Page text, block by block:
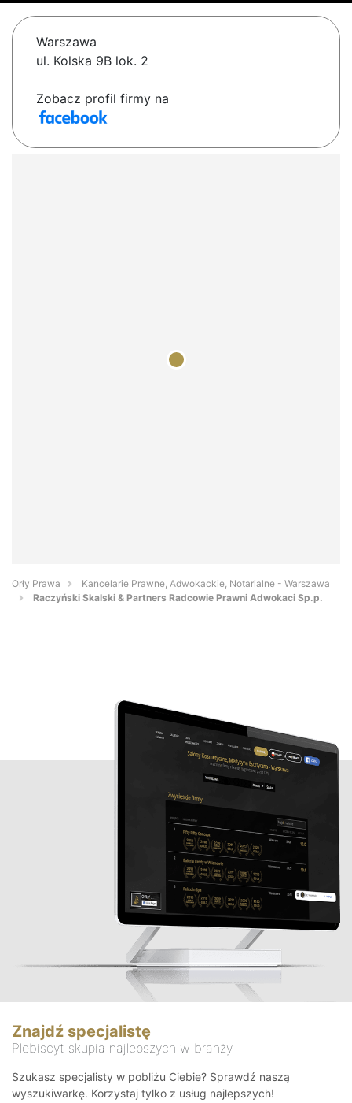
Warszawa
ul. Kolska 9B lok. 2
Zobacz profil firmy na
Orły Prawa
Kancelarie Prawne, Adwokackie, Notarialne - Warszawa
Raczyński Skalski & Partners Radcowie Prawni Adwokaci Sp.p.
Znajdź specjalistę
Plebiscyt skupia najlepszych w branży
Szukasz specjalisty w pobliżu Ciebie? Sprawdź naszą
wyszukiwarkę. Korzystaj tylko z usług najlepszych!